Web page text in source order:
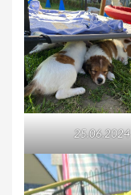
25.06.2024